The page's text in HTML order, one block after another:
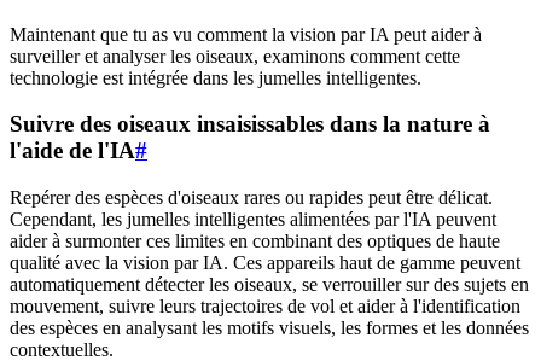
Maintenant que tu as vu comment la vision par IA peut aider à
surveiller et analyser les oiseaux, examinons comment cette
technologie est intégrée dans les jumelles intelligentes.
Suivre des oiseaux insaisissables dans la nature à
l'aide de l'IA#
Repérer des espèces d'oiseaux rares ou rapides peut être délicat.
Cependant, les jumelles intelligentes alimentées par l'IA peuvent
aider à surmonter ces limites en combinant des optiques de haute
qualité avec la vision par IA. Ces appareils haut de gamme peuvent
automatiquement détecter les oiseaux, se verrouiller sur des sujets en
mouvement, suivre leurs trajectoires de vol et aider à l'identification
des espèces en analysant les motifs visuels, les formes et les données
contextuelles.